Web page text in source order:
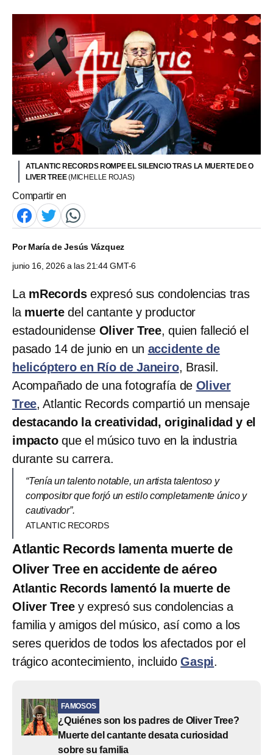
ATLANTIC RECORDS ROMPE EL SILENCIO TRAS LA MUERTE DE O
LIVER TREE(MICHELLE ROJAS)
Compartir en
PorMaría de Jesús Vázquez
junio 16, 2026 a las 21:44 GMT-6
La mRecordsexpresó sus condolencias tras
la muertedel cantante y productor
estadounidense Oliver Tree, quien falleció el
pasado 14 de junio en un accidente de
helicóptero en Río de Janeiro, Brasil.
Acompañado de una fotografía de Oliver
Tree, Atlantic Records compartió un mensaje
destacando la creatividad, originalidad y el
impacto que el músico tuvo en la industria
durante su carrera.
“Tenía un talento notable, un artista talentoso y
compositor que forjó un estilo completamente único y
cautivador”.
ATLANTIC RECORDS
Atlantic Records lamenta muerte de
Oliver Tree en accidente de aéreo
Atlantic Records lamentó la muerte de
Oliver Tree y expresó sus condolencias a
familia y amigos del músico, así como a los
seres queridos de todos los afectados por el
trágico acontecimiento, incluidoGaspi.
FAMOSOS
¿Quiénes son los padres de Oliver Tree?
Muerte del cantante desata curiosidad
sobre su familia